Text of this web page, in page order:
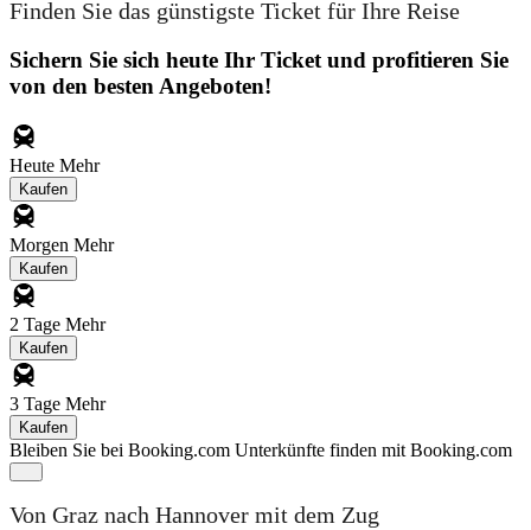
Finden Sie das günstigste Ticket für Ihre Reise
Sichern Sie sich heute Ihr Ticket und profitieren Sie
von den besten Angeboten!
Heute Mehr
Kaufen
Morgen Mehr
Kaufen
2 Tage Mehr
Kaufen
3 Tage Mehr
Kaufen
Bleiben Sie bei Booking.com Unterkünfte finden mit Booking.com
Von Graz nach Hannover mit dem Zug